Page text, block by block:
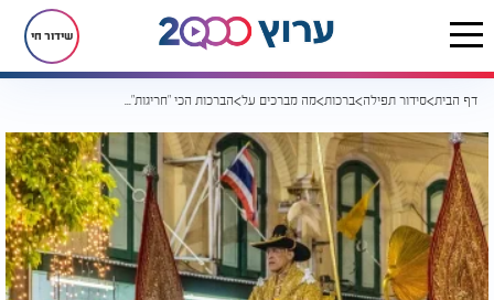
שידור חי
דף הבית סידור תפילה ברכות מה מברכים על הברכות הכי "חריגות" ביהדות; על ננסים על מלכים ועל גאונים | כל הפרטים